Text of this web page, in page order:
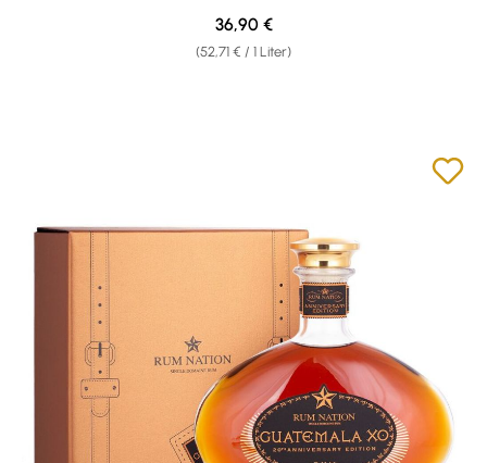
(52,71 € / 1 Liter)
Regulärer Preis:
36,90 €